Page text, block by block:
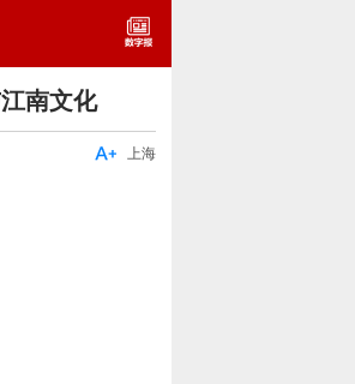
南文化
上海
